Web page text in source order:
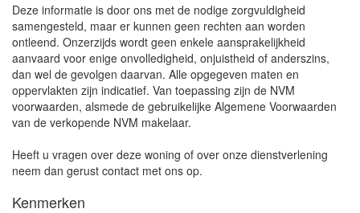
Deze informatie is door ons met de nodige zorgvuldigheid
samengesteld, maar er kunnen geen rechten aan worden
ontleend. Onzerzijds wordt geen enkele aansprakelijkheid
aanvaard voor enige onvolledigheid, onjuistheid of anderszins,
dan wel de gevolgen daarvan. Alle opgegeven maten en
oppervlakten zijn indicatief. Van toepassing zijn de NVM
voorwaarden, alsmede de gebruikelijke Algemene Voorwaarden
van de verkopende NVM makelaar.
Heeft u vragen over deze woning of over onze dienstverlening
neem dan gerust contact met ons op.
Kenmerken